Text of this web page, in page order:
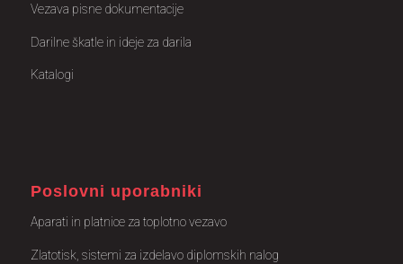
Vezava pisne dokumentacije
Darilne škatle in ideje za darila
Katalogi
Poslovni uporabniki
Aparati in platnice za toplotno vezavo
Zlatotisk, sistemi za izdelavo diplomskih nalog